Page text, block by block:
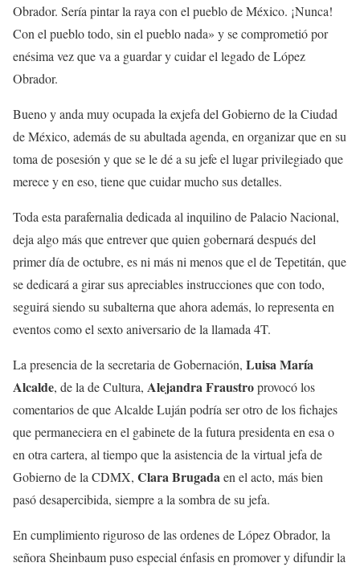
Obrador. Sería pintar la raya con el pueblo de México. ¡Nunca!
Con el pueblo todo, sin el pueblo nada» y se comprometió por
enésima vez que va a guardar y cuidar el legado de López
Obrador.
Bueno y anda muy ocupada la exjefa del Gobierno de la Ciudad
de México, además de su abultada agenda, en organizar que en su
toma de posesión y que se le dé a su jefe el lugar privilegiado que
merece y en eso, tiene que cuidar mucho sus detalles.
Toda esta parafernalia dedicada al inquilino de Palacio Nacional,
deja algo más que entrever que quien gobernará después del
primer día de octubre, es ni más ni menos que el de Tepetitán, que
se dedicará a girar sus apreciables instrucciones que con todo,
seguirá siendo su subalterna que ahora además, lo representa en
eventos como el sexto aniversario de la llamada 4T.
La presencia de la secretaria de Gobernación, Luisa María
Alcalde, de la de Cultura, Alejandra Fraustroprovocó los
comentarios de que Alcalde Luján podría ser otro de los fichajes
que permaneciera en el gabinete de la futura presidenta en esa o
en otra cartera, al tiempo que la asistencia de la virtual jefa de
Gobierno de la CDMX, Clara Brugadaen el acto, más bien
pasó desapercibida, siempre a la sombra de su jefa.
En cumplimiento riguroso de las ordenes de López Obrador, la
señora Sheinbaum puso especial énfasis en promover y difundir la